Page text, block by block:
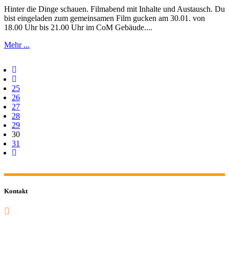
Hinter die Dinge schauen. Filmabend mit Inhalte und Austausch. Du
bist eingeladen zum gemeinsamen Film gucken am 30.01. von
18.00 Uhr bis 21.00 Uhr im CoM Gebäude....
Mehr ...
25
26
27
28
29
30
31
Kontakt